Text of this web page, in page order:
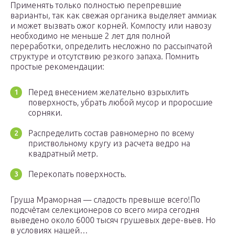
Применять только полностью перепревшие
варианты, так как свежая органика выделяет аммиак
и может вызвать ожог корней. Компосту или навозу
необходимо не меньше 2 лет для полной
переработки, определить несложно по рассыпчатой
структуре и отсутствию резкого запаха. Помнить
простые рекомендации:
Перед внесением желательно взрыхлить
поверхность, убрать любой мусор и проросшие
сорняки.
Распределить состав равномерно по всему
приствольному кругу из расчета ведро на
квадратный метр.
Перекопать поверхность.
Груша Мраморная — сладость превыше всего!По
подсчётам селекционеров со всего мира сегодня
выведено около 6000 тысяч грушевых дере-вьев. Но
в условиях нашей…